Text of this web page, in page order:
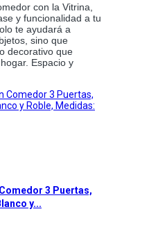
con la Vitrina,
y funcionalidad a tu
te ayudará a
sino que
decorativo que
Espacio y
3 Puertas,
y...